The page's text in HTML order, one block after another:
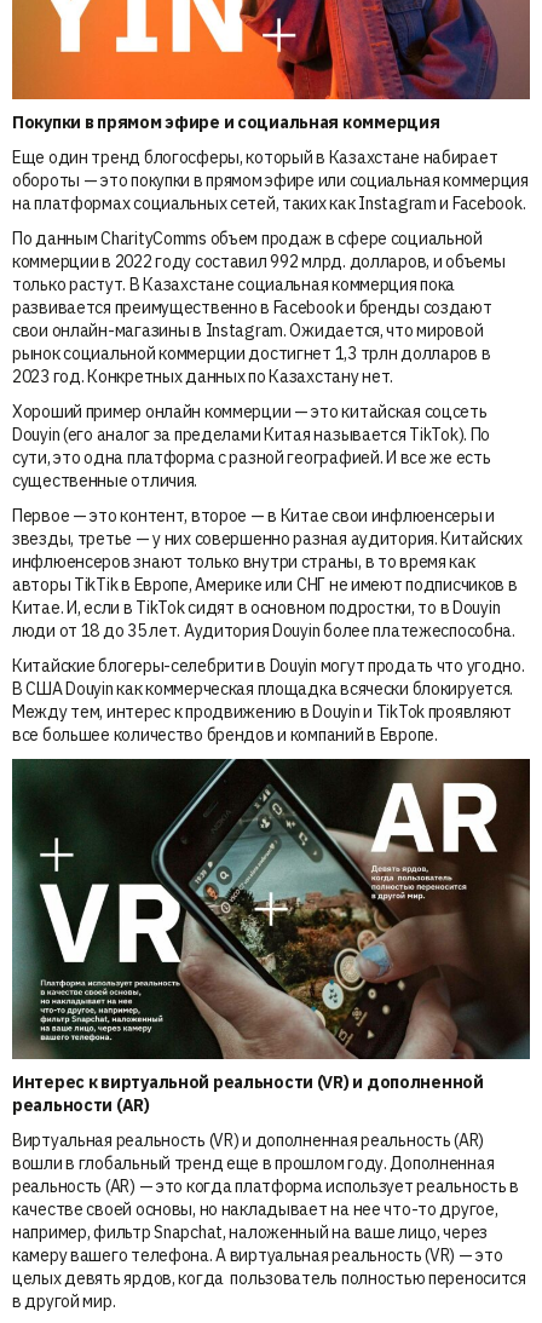
Покупки в прямом эфире и социальная коммерция
Еще один тренд блогосферы, который в Казахстане набирает
обороты — это покупки в прямом эфире или социальная коммерция
на платформах социальных сетей, таких как Instagram и Facebook.
По данным CharityComms объем продаж в сфере социальной
коммерции в 2022 году составил 992 млрд. долларов, и объемы
только растут. В Казахстане социальная коммерция пока
развивается преимущественно в Facebook и бренды создают
свои онлайн-магазины в Instagram. Ожидается, что мировой
рынок социальной коммерции достигнет 1,3 трлн долларов в
2023 год. Конкретных данных по Казахстану нет.
Хороший пример онлайн коммерции — это китайская соцсеть
Douyin (его аналог за пределами Китая называется TikTok). По
сути, это одна платформа с разной географией. И все же есть
существенные отличия.
Первое — это контент, второе — в Китае свои инфлюенсеры и
звезды, третье — у них совершенно разная аудитория. Китайских
инфлюенсеров знают только внутри страны, в то время как
авторы TikTik в Европе, Америке или СНГ не имеют подписчиков в
Китае. И, если в TikTok сидят в основном подростки, то в Douyin
люди от 18 до 35 лет. Аудитория Douyin более платежеспособна.
Китайские блогеры-селебрити в Douyin могут продать что угодно.
В США Douyin как коммерческая площадка всячески блокируется.
Между тем, интерес к продвижению в Douyin и TikTok проявляют
все большее количество брендов и компаний в Европе.
Интерес к виртуальной реальности (VR) и дополненной
реальности (AR)
Виртуальная реальность (VR) и дополненная реальность (AR)
вошли в глобальный тренд еще в прошлом году. Дополненная
реальность (AR) — это когда платформа использует реальность в
качестве своей основы, но накладывает на нее что-то другое,
например, фильтр Snapchat, наложенный на ваше лицо, через
камеру вашего телефона. А виртуальная реальность (VR) — это
целых девять ярдов, когда пользователь полностью переносится
в другой мир.